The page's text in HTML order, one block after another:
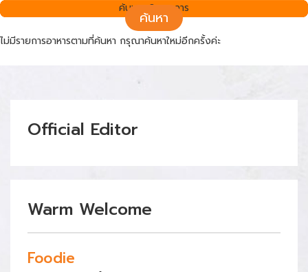
ค้นหา
ไม่มีรายการอาหารตามที่ค้นหา กรุณาค้นหาใหม่อีกครั้งค่ะ
ค้นพบ 0 รายการ
Official Editor
Warm Welcome
Foodie